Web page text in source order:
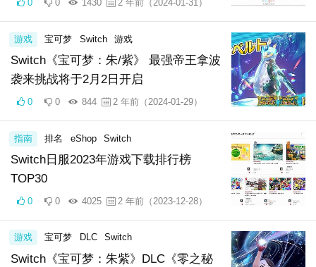
0 0 1430 2 年前（2024-01-31）
Switch《宝可梦：朱/紫》 最强帝王拿波
袭来挑战将于2月2日开启
游戏 宝可梦 Switch 游戏
0 0 844 2 年前（2024-01-29）
Switch日服2023年游戏下载排行榜
TOP30
指南 排名 eShop Switch
0 0 4025 2 年前（2023-12-28）
Switch《宝可梦：朱紫》DLC《零之秘
游戏 宝可梦 DLC Switch